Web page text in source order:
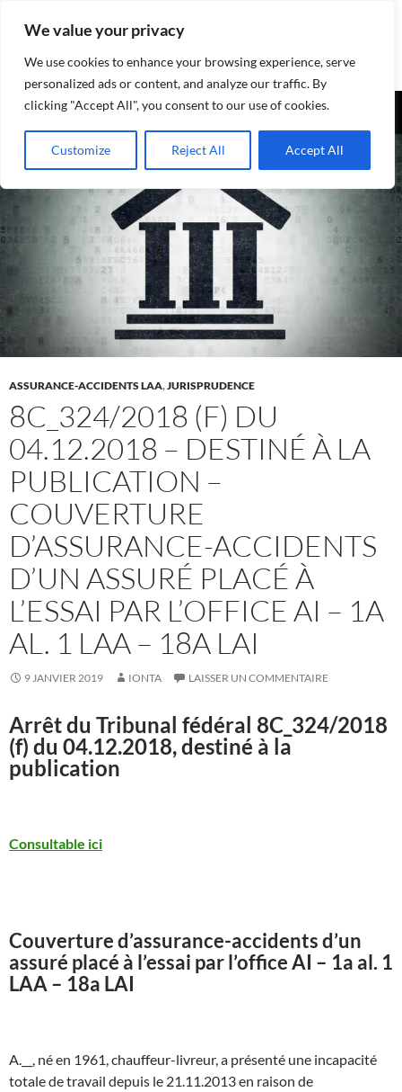
We value your privacy
We use cookies to enhance your browsing experience, serve
personalized ads or content, and analyze our traffic. By
clicking "Accept All", you consent to our use of cookies.
Customize Reject All Accept All
Assurances-sociales.info
Recherche
ASSURANCE-ACCIDENTS LAA,JURISPRUDENCE
8C_324/2018 (F) DU
04.12.2018 – DESTINÉ À LA
PUBLICATION –
COUVERTURE
D’ASSURANCE-ACCIDENTS
D’UN ASSURÉ PLACÉ À
L’ESSAI PAR L’OFFICE AI – 1A
AL. 1 LAA – 18A LAI
9 JANVIER 2019 IONTA LAISSER UN COMMENTAIRE
Arrêt du Tribunal fédéral 8C_324/2018
(f) du 04.12.2018, destiné à la
publication
Consultable ici
Couverture d’assurance-accidents d’un
assuré placé à l’essai par l’office AI – 1a al. 1
LAA – 18a LAI
A.__, né en 1961, chauffeur-livreur, a présenté une incapacité
totale de travail depuis le 21.11.2013 en raison de